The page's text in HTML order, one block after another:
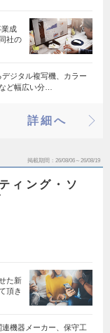
業成
社の
ジタル複写機、カラー
ど幅広い分…
詳細へ
掲載期間 26/08/06～26/08/19
ィング・ソ
た新
頂き
機器メーカー、保守工